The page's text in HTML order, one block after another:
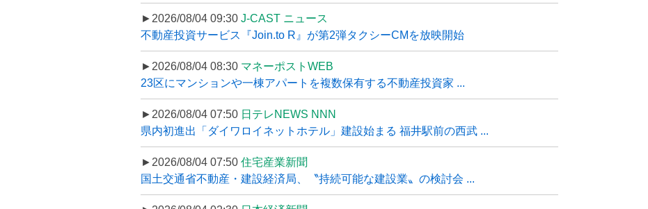
►2026/08/04 09:30 J-CAST ニュース
不動産投資サービス『Join.to R』が第2弾タクシーCMを放映開始
►2026/08/04 08:30 マネーポストWEB
23区にマンションや一棟アパートを複数保有する不動産投資家 ...
►2026/08/04 07:50 日テレNEWS NNN
県内初進出「ダイワロイネットホテル」建設始まる 福井駅前の西武 ...
►2026/08/04 07:50 住宅産業新聞
国土交通省不動産・建設経済局、〝持続可能な建設業〟の検討会 ...